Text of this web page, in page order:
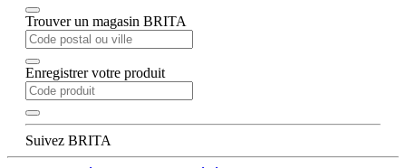
Trouver un magasin BRITA
Enregistrer votre produit
Suivez BRITA